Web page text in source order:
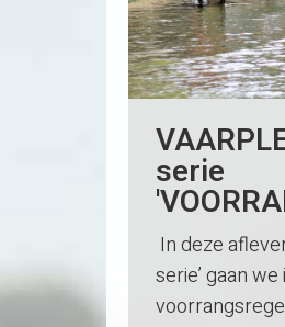
serie
In deze
serie’ gaan